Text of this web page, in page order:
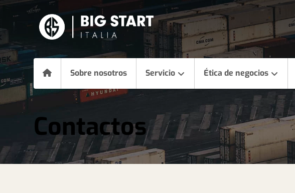
Sobre nosotros Servicio Ética de negocios
Contactos